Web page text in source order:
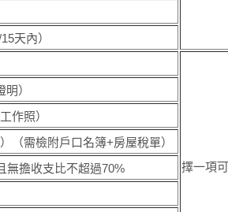
天內）
擇一項
）
作照）
（需檢附戶口名簿+房屋稅單）
無擔收支比不超過70%